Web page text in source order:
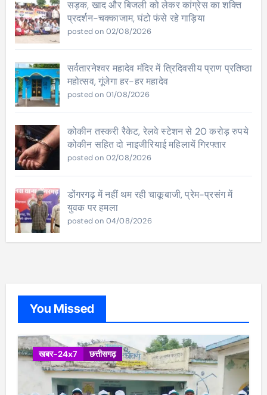
सड़क, खाद और बिजली को लेकर कांग्रेस का शक्ति
प्रदर्शन-चक्काजाम, घंटो फंसे रहे गाड़िया
posted on 02/08/2026
सर्वतारनेश्वर महादेव मंदिर में त्रिदिवसीय प्राण प्रतिष्ठा
महोत्सव, गूंजेगा हर-हर महादेव
posted on 01/08/2026
कोकीन तस्करी रैकेट, रेलवे स्टेशन से 20 करोड़ रुपये
कोकीन सहित दो नाइजीरियाई महिलायें गिरफ्तार
posted on 02/08/2026
डोंगरगढ़ में नहीं थम रही चाकूबाजी, प्रेम-प्रसंग में
युवक पर हमला
posted on 04/08/2026
You Missed
खबर-24x7 छत्तीसगढ़